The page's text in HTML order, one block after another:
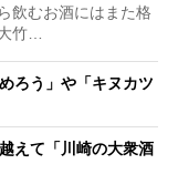
飲むお酒にはまた格
竹…
ろう」や「キヌカツ
えて「川崎の大衆酒